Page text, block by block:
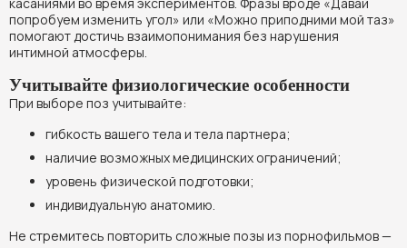
попробуем изменить угол» или «Можно приподними мой таз»
помогают достичь взаимопонимания без нарушения
интимной атмосферы.
Учитывайте физиологические особенности
При выборе поз учитывайте:
гибкость вашего тела и тела партнера;
наличие возможных медицинских ограничений;
уровень физической подготовки;
индивидуальную анатомию.
Не стремитесь повторить сложные позы из порнофильмов —